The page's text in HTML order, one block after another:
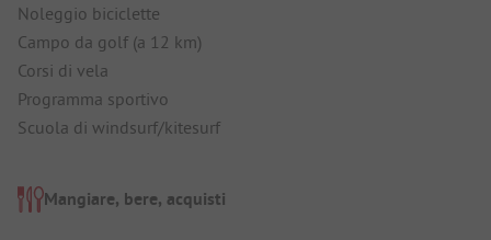
Noleggio biciclette
Campo da golf (a 12 km)
Corsi di vela
Programma sportivo
Scuola di windsurf/kitesurf
Mangiare, bere, acquisti